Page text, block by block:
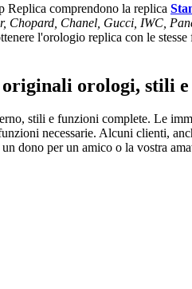
comprendono la replica
Chopard, Chanel, Gucci, IWC,
l'orologio replica con le
orologi, stili
stili e funzioni complete. Le
necessarie. Alcuni clienti,
dono per un amico o la vostra